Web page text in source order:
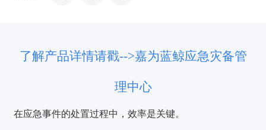
了解产品详情请戳-->嘉为蓝鲸应急灾备管
理中心
在应急事件的处置过程中，效率是关键。